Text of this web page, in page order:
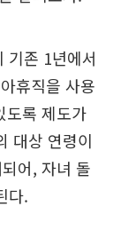
기존 1년에서
휴직을 사용
도록 제도가
대상 연령이
어, 자녀 돌
다.